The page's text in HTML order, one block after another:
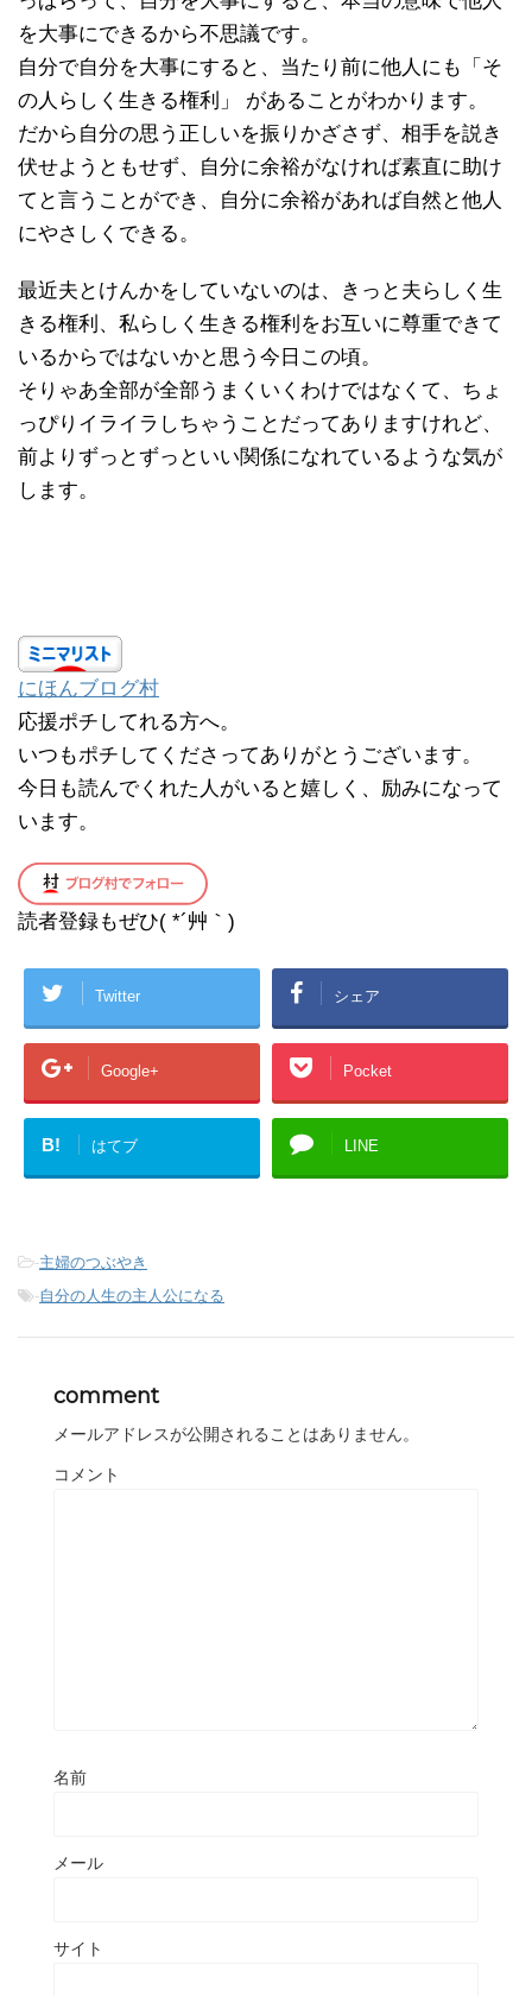
を大事にできるから不思議です。
自分で自分を大事にすると、当たり前に他人にも「そ
の人らしく生きる権利」 があることがわかります。
だから自分の思う正しいを振りかざさず、相手を説き
伏せようともせず、自分に余裕がなければ素直に助け
てと言うことができ、自分に余裕があれば自然と他人
にやさしくできる。
最近夫とけんかをしていないのは、きっと夫らしく生
きる権利、私らしく生きる権利をお互いに尊重できて
いるからではないかと思う今日この頃。
そりゃあ全部が全部うまくいくわけではなくて、ちょ
っぴりイライラしちゃうことだってありますけれど、
前よりずっとずっといい関係になれているような気が
します。
にほんブログ村
応援ポチしてれる方へ。
いつもポチしてくださってありがとうございます。
今日も読んでくれた人がいると嬉しく、励みになって
います。
読者登録もぜひ( *´艸｀)
Twitter シェア
Google+ Pocket
B! はてブ LINE
-主婦のつぶやき
-自分の人生の主人公になる
comment
メールアドレスが公開されることはありません。
コメント
名前
メール
サイト